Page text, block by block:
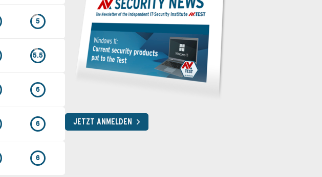
5
5.5
6
6
6
JETZT ANMELDEN